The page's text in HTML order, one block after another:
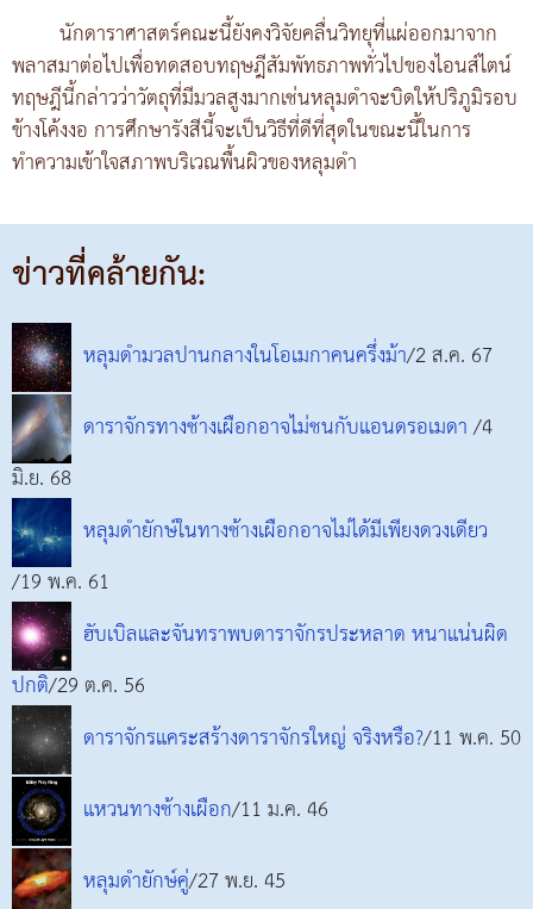
นักดาราศาสตร์คณะนี้ยังคงวิจัยคลื่นวิทยุที่แผ่ออกมาจาก
พลาสมาต่อไปเพื่อทดสอบทฤษฎีสัมพัทธภาพทั่วไปของไอนส์ไตน์
ทฤษฎีนี้กล่าวว่าวัตถุที่มีมวลสูงมากเช่นหลุมดำจะบิดให้ปริภูมิรอบ
ข้างโค้งงอ การศึกษารังสีนี้จะเป็นวิธีที่ดีที่สุดในขณะนี้ในการ
ทำความเข้าใจสภาพบริเวณพื้นผิวของหลุมดำ
ข่าวที่คล้ายกัน:
หลุมดำมวลปานกลางในโอเมกาคนครึ่งม้า/2 ส.ค. 67
ดาราจักรทางช้างเผือกอาจไม่ชนกับแอนดรอเมดา/4
มิ.ย. 68
หลุมดำยักษ์ในทางช้างเผือกอาจไม่ได้มีเพียงดวงเดียว
/19 พ.ค. 61
ฮับเบิลและจันทราพบดาราจักรประหลาด หนาแน่นผิด
ปกติ/29 ต.ค. 56
ดาราจักรแคระสร้างดาราจักรใหญ่ จริงหรือ?/11 พ.ค. 50
แหวนทางช้างเผือก/11 ม.ค. 46
หลุมดำยักษ์คู่/27 พ.ย. 45